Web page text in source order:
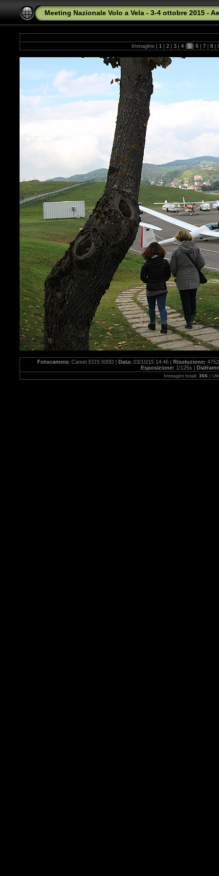
Meeting Nazionale Volo a Vela - 3-4 ottobre 2015 -
Immagine | 1 | 2 | 3 | 4 | 5 | 6 | 7 | 8 |
Fotocamera: Canon EOS 500D | Data: 03/10/15 14.46 | Risoluzione:
Esposizione: 1/125s |
Immagini totali: 366 |